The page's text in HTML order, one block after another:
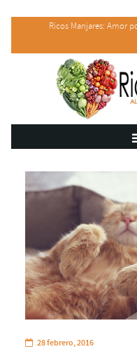
Ricos Manjares: Amor
28 febrero, 2016